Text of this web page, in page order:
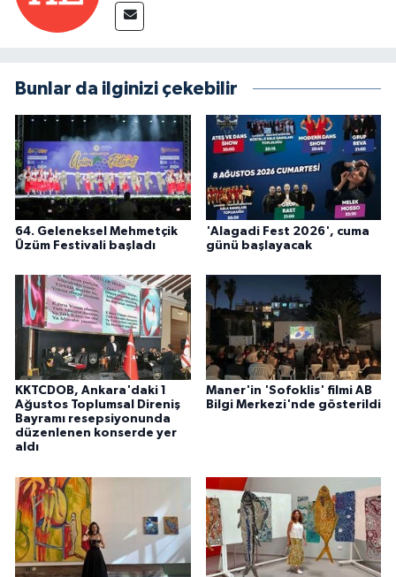
Bunlar da ilginizi çekebilir
64. Geleneksel Mehmetçik
Üzüm Festivali başladı
'Alagadi Fest 2026', cuma
günü başlayacak
KKTCDOB, Ankara'daki 1
Ağustos Toplumsal Direniş
Bayramı resepsiyonunda
düzenlenen konserde yer
aldı
Maner'in 'Sofoklis' filmi AB
Bilgi Merkezi'nde gösterildi